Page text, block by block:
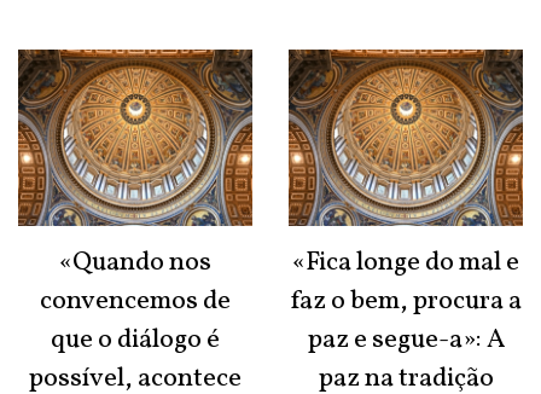
«Quando nos
convencemos de
que o diálogo é
possível, acontece
«Fica longe do mal e
faz o bem, procura a
paz e segue-a»: A
paz na tradição